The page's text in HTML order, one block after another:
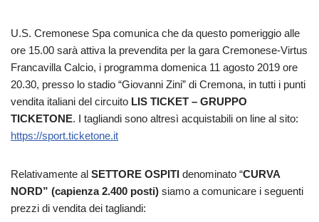
U.S. Cremonese Spa comunica che da questo pomeriggio alle
ore 15.00 sarà attiva la prevendita per la gara Cremonese-Virtus
Francavilla Calcio, i programma domenica 11 agosto 2019 ore
20.30, presso lo stadio “Giovanni Zini” di Cremona, in tutti i punti
vendita italiani del circuito LIS TICKET – GRUPPO
TICKETONE. I tagliandi sono altresì acquistabili on line al sito:
https://sport.ticketone.it
Relativamente al SETTORE OSPITI denominato “CURVA
NORD” (capienza 2.400 posti) siamo a comunicare i seguenti
prezzi di vendita dei tagliandi: